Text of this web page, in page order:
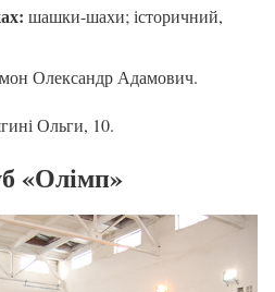
шашки-шахи; історичний,
Олександр Адамович.
Ольги, 10.
«Олімп»